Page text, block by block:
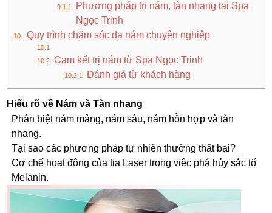
Phương pháp trị nám, tàn nhang tại Spa
Ngọc Trinh
Quy trình chăm sóc da nám chuyên nghiệp
Cam kết trị nám từ Spa Ngọc Trinh
Đánh giá từ khách hàng
Hiểu rõ về Nám và Tàn nhang
Phân biệt nám mảng, nám sâu, nám hỗn hợp và tàn
nhang.
Tại sao các phương pháp tự nhiên thường thất bại?
Cơ chế hoạt động của tia Laser trong việc phá hủy sắc tố
Melanin.